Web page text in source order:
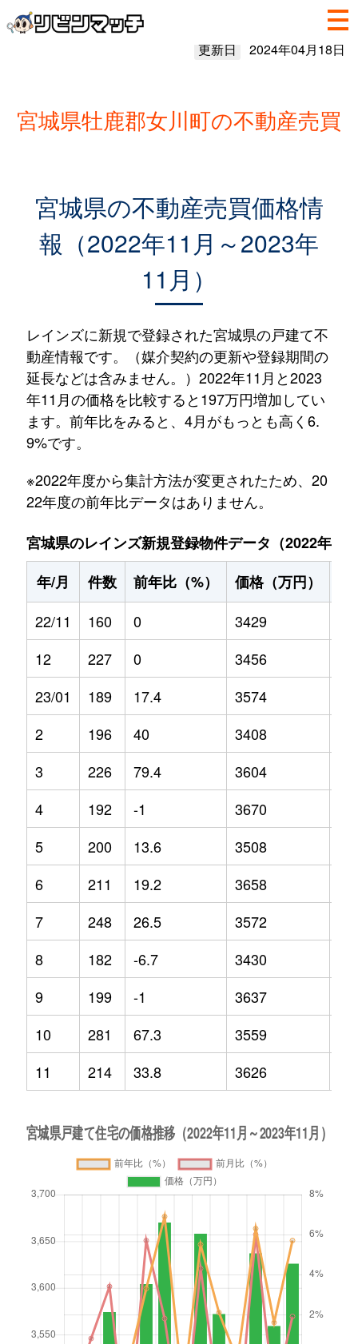
更新日 2024年04月18日
宮城県牡鹿郡女川町の不動産売買
宮城県の不動産売買価格情
報（2022年11月～2023年
11月）
レインズに新規で登録された宮城県の戸建て不
動産情報です。（媒介契約の更新や登録期間の
延長などは含みません。）2022年11月と2023
年11月の価格を比較すると197万円増加してい
ます。前年比をみると、4月がもっとも高く6.
9%です。
※2022年度から集計方法が変更されたため、20
22年度の前年比データはありません。
宮城県のレインズ新規登録物件データ（2022年11
年/月
件数 前年比（%） 価格（万円）
22/11
160 0 3429
12
227 0 3456
23/01
189 17.4 3574
2
196 40 3408
3
226 79.4 3604
4
192 -1 3670
5
200 13.6 3508
6
211 19.2 3658
7
248 26.5 3572
8
182 -6.7 3430
9
199 -1 3637
10
281 67.3 3559
11
214 33.8 3626